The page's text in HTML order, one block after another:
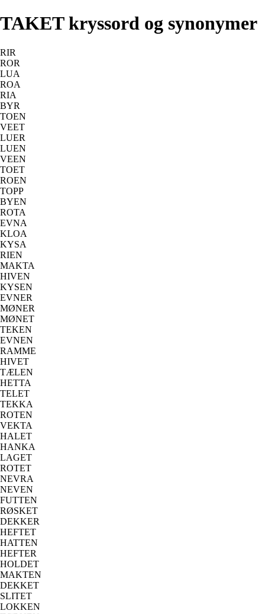
TAKET kryssord og synonymer
RIR
ROR
LUA
ROA
RIA
BYR
TOEN
VEET
LUER
LUEN
VEEN
TOET
ROEN
TOPP
BYEN
ROTA
EVNA
KLOA
KYSA
RIEN
MAKTA
HIVEN
KYSEN
EVNER
MØNER
MØNET
TEKEN
EVNEN
RAMME
HIVET
TÆLEN
HETTA
TELET
TEKKA
ROTEN
VEKTA
HALET
HANKA
LAGET
ROTET
NEVRA
NEVEN
FUTTEN
RØSKET
DEKKER
HEFTET
HATTEN
HEFTER
HOLDET
MAKTEN
DEKKET
SLITET
LOKKEN